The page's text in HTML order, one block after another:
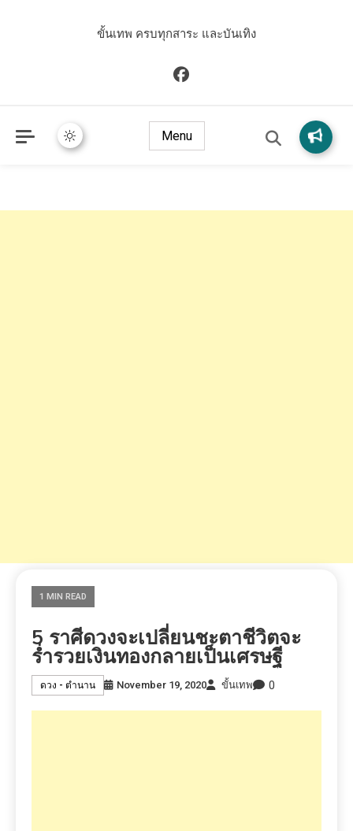
ขั้นเทพ ครบทุกสาระ และบันเทิง
Menu
1 MIN READ
5 ราศีดวงจะเปลี่ยนชะตาชีวิตจะ
ร่ำรวยเงินทองกลายเป็นเศรษฐี
ดวง - ตำนาน November 19, 2020 ขั้นเทพ 0